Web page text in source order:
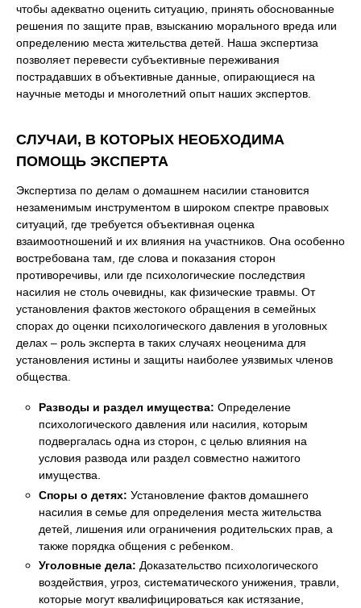
чтобы адекватно оценить ситуацию, принять обоснованные
решения по защите прав, взысканию морального вреда или
определению места жительства детей. Наша экспертиза
позволяет перевести субъективные переживания
пострадавших в объективные данные, опирающиеся на
научные методы и многолетний опыт наших экспертов.
СЛУЧАИ, В КОТОРЫХ НЕОБХОДИМА
ПОМОЩЬ ЭКСПЕРТА
Экспертиза по делам о домашнем насилии становится
незаменимым инструментом в широком спектре правовых
ситуаций, где требуется объективная оценка
взаимоотношений и их влияния на участников. Она особенно
востребована там, где слова и показания сторон
противоречивы, или где психологические последствия
насилия не столь очевидны, как физические травмы. От
установления фактов жестокого обращения в семейных
спорах до оценки психологического давления в уголовных
делах – роль эксперта в таких случаях неоценима для
установления истины и защиты наиболее уязвимых членов
общества.
Разводы и раздел имущества: Определение
психологического давления или насилия, которым
подвергалась одна из сторон, с целью влияния на
условия развода или раздел совместно нажитого
имущества.
Споры о детях: Установление фактов домашнего
насилия в семье для определения места жительства
детей, лишения или ограничения родительских прав, а
также порядка общения с ребенком.
Уголовные дела: Доказательство психологического
воздействия, угроз, систематического унижения, травли,
которые могут квалифицироваться как истязание,